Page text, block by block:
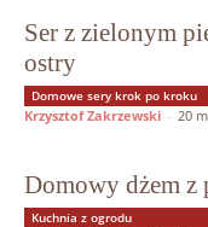
Ser z zielonym
ostry
Domowe sery krok po kroku
Krzysztof Zakrzewski - 20
Domowy dżem z
Kuchnia z ogrodu